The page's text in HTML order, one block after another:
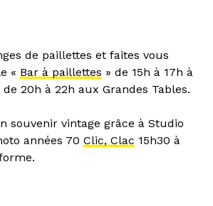
de paillettes et faites vous
« Bar à paillettes » de 15h à 17h à
20h à 22h aux Grandes Tables.
souvenir vintage grâce à Studio
années 70 Clic, Clac 15h30 à